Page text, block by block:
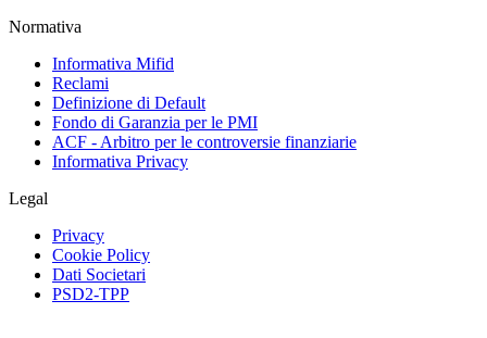
Normativa
Informativa Mifid
Reclami
Definizione di Default
Fondo di Garanzia per le PMI
ACF - Arbitro per le controversie finanziarie
Informativa Privacy
Legal
Privacy
Cookie Policy
Dati Societari
PSD2-TPP